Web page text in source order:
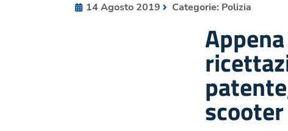
14 Agosto 2019 Categorie: Polizia